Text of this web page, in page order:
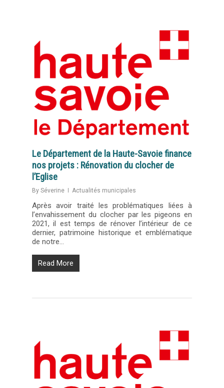
Le Département de la Haute-Savoie finance
nos projets : Rénovation du clocher de
l’Eglise
By Séverine Actualités municipales
Après avoir traité les problématiques liées à
l’envahissement du clocher par les pigeons en
2021, il est temps de rénover l’intérieur de ce
dernier, patrimoine historique et emblématique
de notre…
Read More